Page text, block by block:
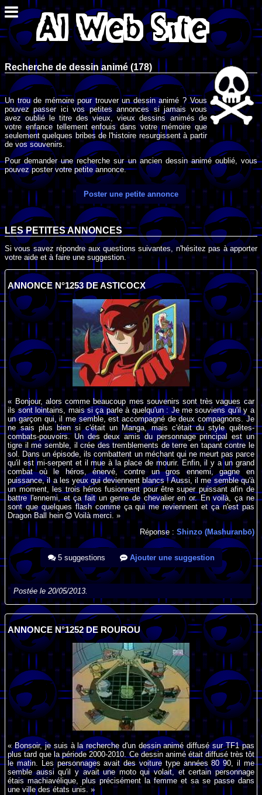
Recherche de dessin animé (178)
Un trou de mémoire pour trouver un dessin animé ? Vous
pouvez passer ici vos petites annonces si jamais vous
avez oublié le titre des vieux, vieux dessins animés de
votre enfance tellement enfouis dans votre mémoire que
seulement quelques bribes de l'histoire resurgissent à partir
de vos souvenirs.
Pour demander une recherche sur un ancien dessin animé oublié, vous
pouvez poster votre petite annonce.
Poster une petite annonce
LES PETITES ANNONCES
Si vous savez répondre aux questions suivantes, n'hésitez pas à apporter
votre aide et à faire une suggestion.
ANNONCE N°1253 DE ASTICOCX
« Bonjour, alors comme beaucoup mes souvenirs sont très vagues car
ils sont lointains, mais si ça parle à quelqu'un : Je me souviens qu'il y a
un garçon qui, il me semble, est accompagné de deux compagnons. Je
ne sais plus bien si c'était un Manga, mais c'était du style quêtes-
combats-pouvoirs. Un des deux amis du personnage principal est un
tigre il me semble, il crée des tremblements de terre en tapant contre le
sol. Dans un épisode, ils combattent un méchant qui ne meurt pas parce
qu'il est mi-serpent et il mue à la place de mourir. Enfin, il y a un grand
combat où le héros, énervé, contre un gros ennemi, gagne en
puissance, il a les yeux qui deviennent blancs ! Aussi, il me semble qu'à
un moment, les trois héros fusionnent pour être super puissant afin de
battre l'ennemi, et ça fait un genre de chevalier en or. En voilà, ça ne
sont que quelques flash comme ça qui me reviennent et ça n'est pas
Dragon Ball hein
Voilà merci. »
Réponse : Shinzo (Mashuranbō)
5 suggestions Ajouter une suggestion
Postée le 20/05/2013.
ANNONCE N°1252 DE ROUROU
« Bonsoir, je suis à la recherche d'un dessin animé diffusé sur TF1 pas
plus tard que la période 2000-2010. Ce dessin animé était diffusé très tôt
le matin. Les personnages avait des voiture type années 80 90, il me
semble aussi qu'il y avait une moto qui volait, et certain personnage
étais machiavélique, plus précisément la femme et sa se passe dans
une ville des états unis. »